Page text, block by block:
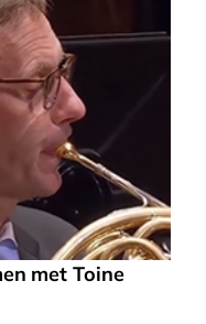
met Toine